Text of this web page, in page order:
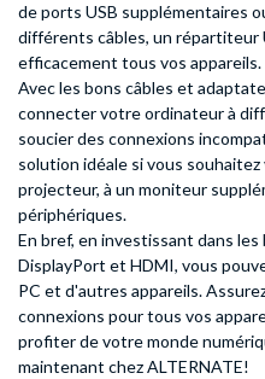
de ports USB supplémentaires
différents câbles, un répartiteur
efficacement tous vos appareils.
Avec les bons câbles et
connecter votre ordinateur à
soucier des connexions
solution idéale si vous
projecteur, à un moniteur
périphériques.
En bref, en investissant dans
DisplayPort et HDMI, vous
PC et d'autres appareils.
connexions pour tous vos
profiter de votre monde
maintenant chez ALTERNATE!